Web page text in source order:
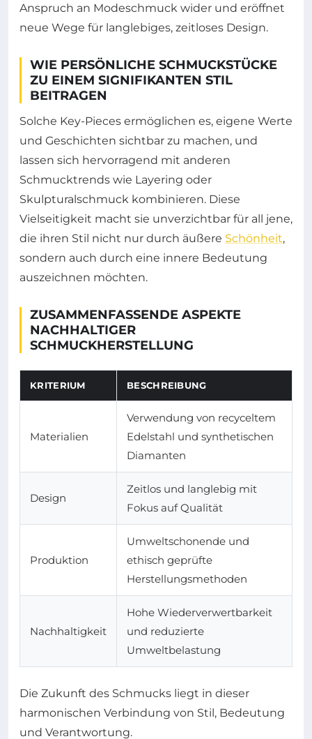
Anspruch an Modeschmuck wider und eröffnet
neue Wege für langlebiges, zeitloses Design.
WIE PERSÖNLICHE SCHMUCKSTÜCKE
ZU EINEM SIGNIFIKANTEN STIL
BEITRAGEN
Solche Key-Pieces ermöglichen es, eigene Werte
und Geschichten sichtbar zu machen, und
lassen sich hervorragend mit anderen
Schmucktrends wie Layering oder
Skulpturalschmuck kombinieren. Diese
Vielseitigkeit macht sie unverzichtbar für all jene,
die ihren Stil nicht nur durch äußere Schönheit,
sondern auch durch eine innere Bedeutung
auszeichnen möchten.
ZUSAMMENFASSENDE ASPEKTE
NACHHALTIGER
SCHMUCKHERSTELLUNG
KRITERIUM BESCHREIBUNG
Materialien
Verwendung von recyceltem
Edelstahl und synthetischen
Diamanten
Design
Zeitlos und langlebig mit
Fokus auf Qualität
Produktion
Umweltschonende und
ethisch geprüfte
Herstellungsmethoden
Nachhaltigkeit
Hohe Wiederverwertbarkeit
und reduzierte
Umweltbelastung
Die Zukunft des Schmucks liegt in dieser
harmonischen Verbindung von Stil, Bedeutung
und Verantwortung.